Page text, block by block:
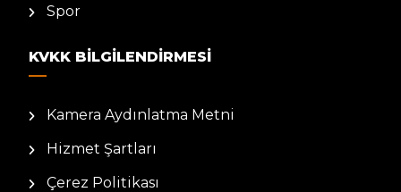
Spor
KVKK BILGILENDIRMESI
Kamera Aydınlatma Metni
Hizmet Şartları
Çerez Politikası